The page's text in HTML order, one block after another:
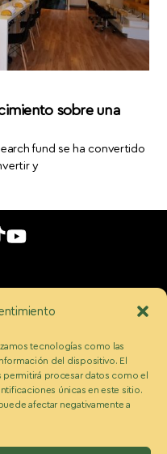
tecnologías como las
del dispositivo. El
procesar datos como el
únicas en este sitio.
afectar negativamente a
sobre una
fund se ha convertido
y